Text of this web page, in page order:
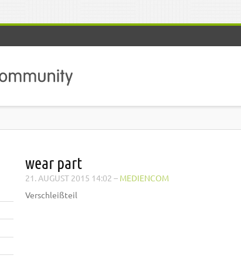
wear part
21. AUGUST 2015 14:02 – MEDIENCOM
Verschleißteil